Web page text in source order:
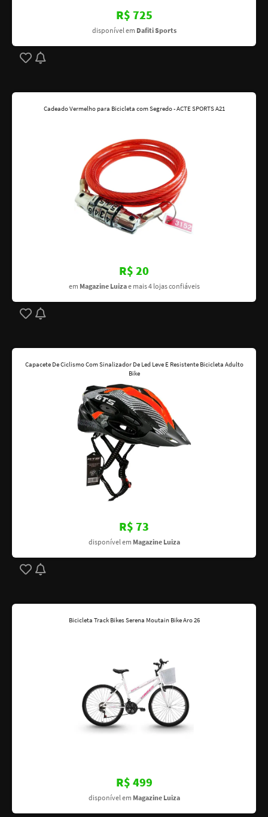
R$ 725
disponível em Dafiti Sports
Cadeado Vermelho para Bicicleta com Segredo - ACTE SPORTS A21
R$ 20
em Magazine Luizae mais 4 lojas confiáveis
Capacete De Ciclismo Com Sinalizador De Led Leve E Resistente Bicicleta Adulto
Bike
R$ 73
disponível em Magazine Luiza
Bicicleta Track Bikes Serena Moutain Bike Aro 26
R$ 499
disponível em Magazine Luiza